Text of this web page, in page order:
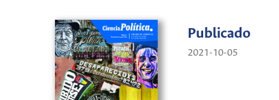
Publicado
2021-10-05